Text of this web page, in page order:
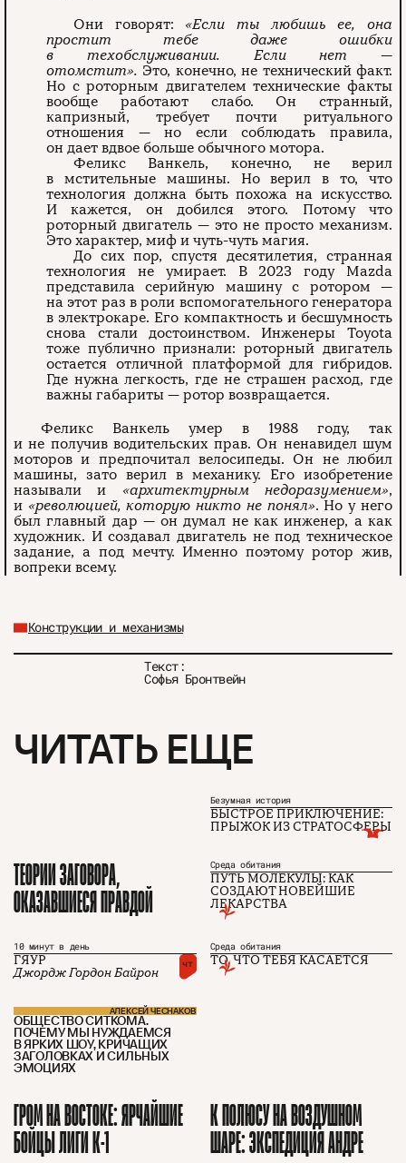
Конструкции и механизмы
Текст:
Софья Бронтвейн
Они говорят: «Если ты любишь ее, она
простит тебе даже ошибки
в техобслуживании. Если нет —
отомстит». Это, конечно, не технический факт.
Но с роторным двигателем технические факты
вообще работают слабо. Он странный,
капризный, требует почти ритуального
отношения — но если соблюдать правила,
он дает вдвое больше обычного мотора.
Феликс Ванкель, конечно, не верил
в мстительные машины. Но верил в то, что
технология должна быть похожа на искусство.
И кажется, он добился этого. Потому что
роторный двигатель — это не просто механизм.
Это характер, миф и чуть-чуть магия.
До сих пор, спустя десятилетия, странная
технология не умирает. В 2023 году Mazda
представила серийную машину с ротором —
на этот раз в роли вспомогательного генератора
в электрокаре. Его компактность и бесшумность
снова стали достоинством. Инженеры Toyota
тоже публично признали: роторный двигатель
остается отличной платформой для гибридов.
Где нужна легкость, где не страшен расход, где
важны габариты — ротор возвращается.
Феликс Ванкель умер в 1988 году, так
и не получив водительских прав. Он ненавидел шум
моторов и предпочитал велосипеды. Он не любил
машины, зато верил в механику. Его изобретение
называли и «архитектурным недоразумением»,
и «революцией, которую никто не понял». Но у него
был главный дар — он думал не как инженер, а как
художник. И создавал двигатель не под техническое
задание, а под мечту. Именно поэтому ротор жив,
вопреки всему.
ЧИТАТЬ ЕЩЕ
Безумная история
БЫСТРОЕ ПРИКЛЮЧЕНИЕ:
ПРЫЖОК ИЗ СТРАТОСФЕРЫ
ТЕОРИИ ЗАГОВОРА,
ОКАЗАВШИЕСЯ ПРАВДОЙ
Среда обитания
ПУТЬ МОЛЕКУЛЫ: КАК
СОЗДАЮТ НОВЕЙШИЕ
ЛЕКАРСТВА
10 минут в день
ГЯУР
Джордж Гордон Байрон
чт
Среда обитания
ТО, ЧТО ТЕБЯ КАСАЕТСЯ
АЛЕКСЕЙ ЧЕСНАКОВ
ОБЩЕСТВО СИТКОМА.
ПОЧЕМУ МЫ НУЖДАЕМСЯ
В ЯРКИХ ШОУ, КРИЧАЩИХ
ЗАГОЛОВКАХ И СИЛЬНЫХ
ЭМОЦИЯХ
ГРОМ НА ВОСТОКЕ: ЯРЧАЙШИЕ
БОЙЦЫ ЛИГИ К-1
К ПОЛЮСУ НА ВОЗДУШНОМ
ШАРЕ: ЭКСПЕДИЦИЯ АНДРЕ
О проекте
Команда
Авторы
Журнал
Подписаться на журнал
YouTube
Telegram
VK
Пользовательское соглашение
Политика конфиденциальности